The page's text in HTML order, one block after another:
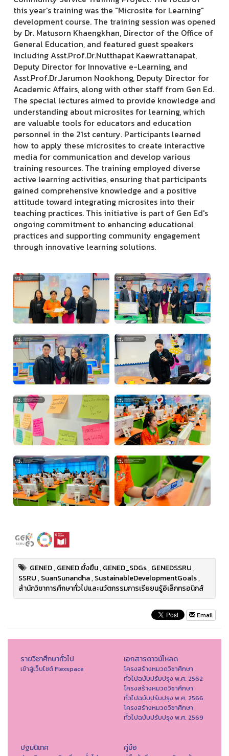
this year's training was the "Microsite for Learning"
development course. The training session was opened
by Dr. Matusorn Khaengkhan, Director of the Office of
General Education, and featured guest speakers
including Asst.Prof.Dr.Nutthapat Kaewrattanapat,
Deputy Director for Innovative e-Learning, and
Asst.Prof.Dr.Jarumon Nookhong, Deputy Director for
Academic Affairs, along with other staff from Gen Ed.
The special lectures aimed to provide knowledge and
understanding about microsites for learning, which
are valuable tools for educators and education
personnel in the 21st century. Participants learned
how to apply these microsites to create interactive
media for communication and develop various
training resources. The training employed diverse
active learning activities, ensuring that participants
gained comprehensive knowledge and a positive
attitude toward integrating microsites into their
teaching practices. This initiative is part of Gen Ed's
ongoing commitment to enhancing educational
practices and supporting community engagement
through innovative learning solutions.
GENED,GENED ยั่งยืน,GENED_SDGs,GENEDSSRU,
SSRU,SuanSunandha,SustainableDevelopmentGoals,
สำนักวิชาการศึกษาทั่วไปและนวัตกรรมการเรียยนรู้อิเล็กทรอนิกส์
Email
รายวิชาศึกษาทั่วไป
เข้าสู่เว็บไซต์ Flexspace
เอกสารดาวน์โหลด
โครงสร้างหมวดวิชาศึกษา
ทั่วไปฉบับปรับปรุง พ.ศ. 2562
โครงสร้างหมวดวิชาศึกษา
ทั่วไปฉบับปรับปรุง พ.ศ. 2566
โครงสร้างหมวดวิชาศึกษา
ทั่วไปฉบับปรับปรุง พ.ศ. 2569
ปฐมนิเทศ คู่มือ